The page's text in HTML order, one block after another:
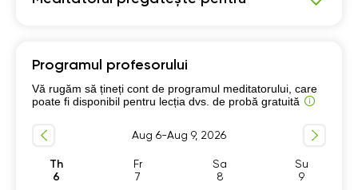
Program școlar clasele 5-8
Program școlar clasele 9-12
Programul profesorului
Vă rugăm să țineți cont de programul meditatorului, care
poate fi disponibil pentru lecția dvs. de probă gratuită
Aug 6-Aug 9, 2026
Th
6
Fr
7
Sa
8
Su
9